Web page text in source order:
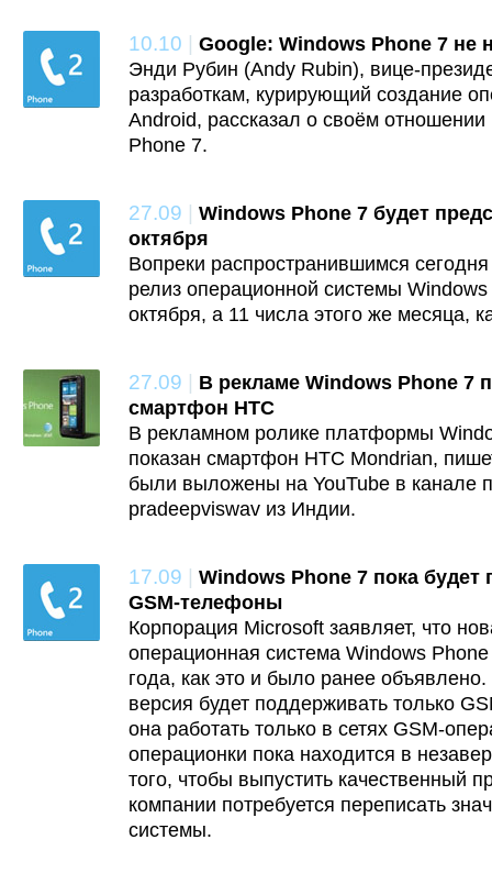
10.10 | Google: Windows Phone 7 не
Энди Рубин (Andy Rubin), вице-
разработкам, курирующий создание
Android, рассказал о своём
Phone 7.
27.09 | Windows Phone 7 будет
октября
Вопреки распространившимся
релиз операционной системы
октября, а 11 числа этого же месяца,
27.09 | В рекламе Windows Phone 7
смартфон HTC
В рекламном ролике платформы
показан смартфон HTC Mondrian,
были выложены на YouTube в канале
pradeepviswav из Индии.
17.09 | Windows Phone 7 пока будет
GSM-телефоны
Корпорация Microsoft заявляет, что
операционная система Windows
года, как это и было ранее
версия будет поддерживать только
она работать только в сетях GSM-
операционки пока находится в
того, чтобы выпустить качественный
компании потребуется переписать
системы.